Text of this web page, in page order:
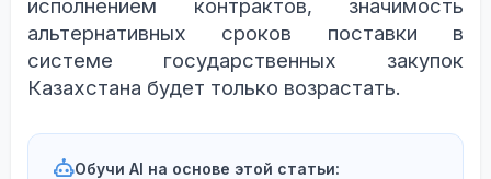
исполнением контрактов, значимость
альтернативных сроков поставки в
системе государственных закупок
Казахстана будет только возрастать.
Обучи AI на основе этой статьи: